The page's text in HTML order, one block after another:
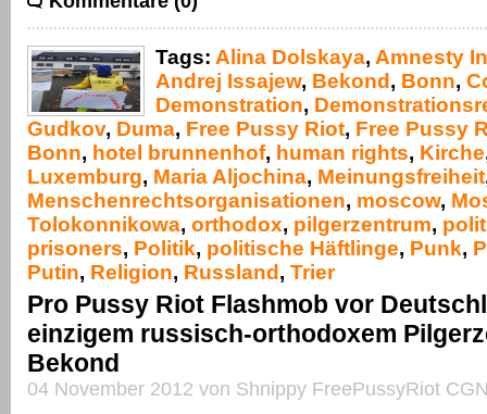
Tags: Alina Dolskaya, Amnesty
Andrej Issajew, Bekond , Bonn,
Demonstration,
Gudkov, Duma, Free Pussy Riot, Free Pussy
Bonn, hotel brunnenhof, human rights, Kirche
Luxemburg, Maria Aljochina, Meinungsfreiheit
Menschenrechtsorganisationen, moscow,
Tolokonnikowa, orthodox, pilgerzentrum,
prisoners, Politik, politische Häftlinge, Punk,
Putin, Religion, Russland , Trier
Pro Pussy Riot Flashmob vor
einzigem russisch-orthodoxem
Bekond
04 November 2012 von Shnippy FreePussyRiot